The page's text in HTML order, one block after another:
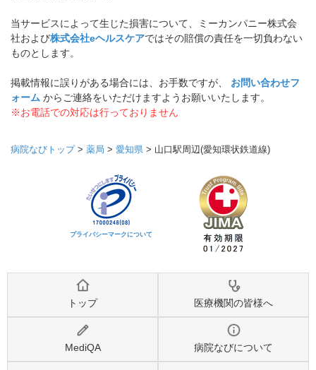
当サービスによって生じた損害について、ミーカンパニー株式会
社および株式会社eヘルスケアではその賠償の責任を一切負わない
ものとします。
掲載情報に誤りがある場合には、お手数ですが、 お問い合わせフ
ォーム からご連絡をいただけますようお願いいたします。
※お電話での対応は行っておりません
病院なびトップ> 薬局 > 愛知県 > 山口駅周辺(愛知環状鉄道線)
プライバシーマークについて
トップ 医療機関の皆様へ
MediQA 病院なびについて